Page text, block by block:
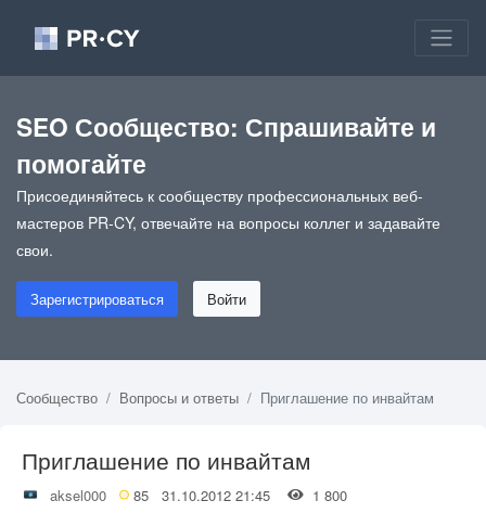
SEO Сообщество: Спрашивайте и
помогайте
Присоединяйтесь к сообществу профессиональных веб-
мастеров PR-CY, отвечайте на вопросы коллег и задавайте
свои.
Зарегистрироваться Войти
Сообщество Вопросы и ответы Приглашение по инвайтам
Приглашение по инвайтам
aksel000 85 31.10.2012 21:45 1 800